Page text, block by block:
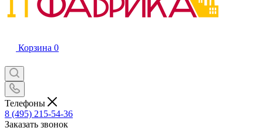
Корзина 0
Телефоны
8 (495) 215-54-36
Заказать звонок